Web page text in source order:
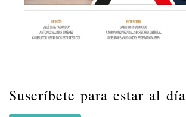
Suscríbete para estar al día